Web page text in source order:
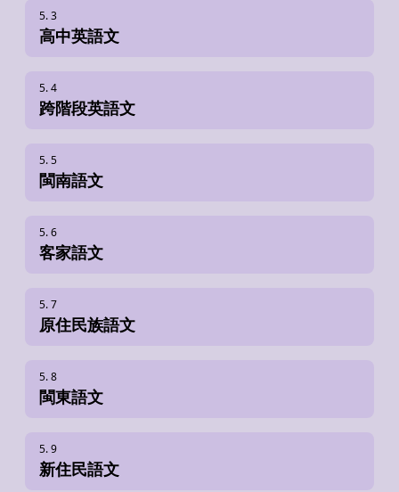
高中英語文
跨階段英語文
閩南語文
客家語文
原住民族語文
閩東語文
新住民語文